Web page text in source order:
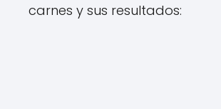
carnes y sus resultados: